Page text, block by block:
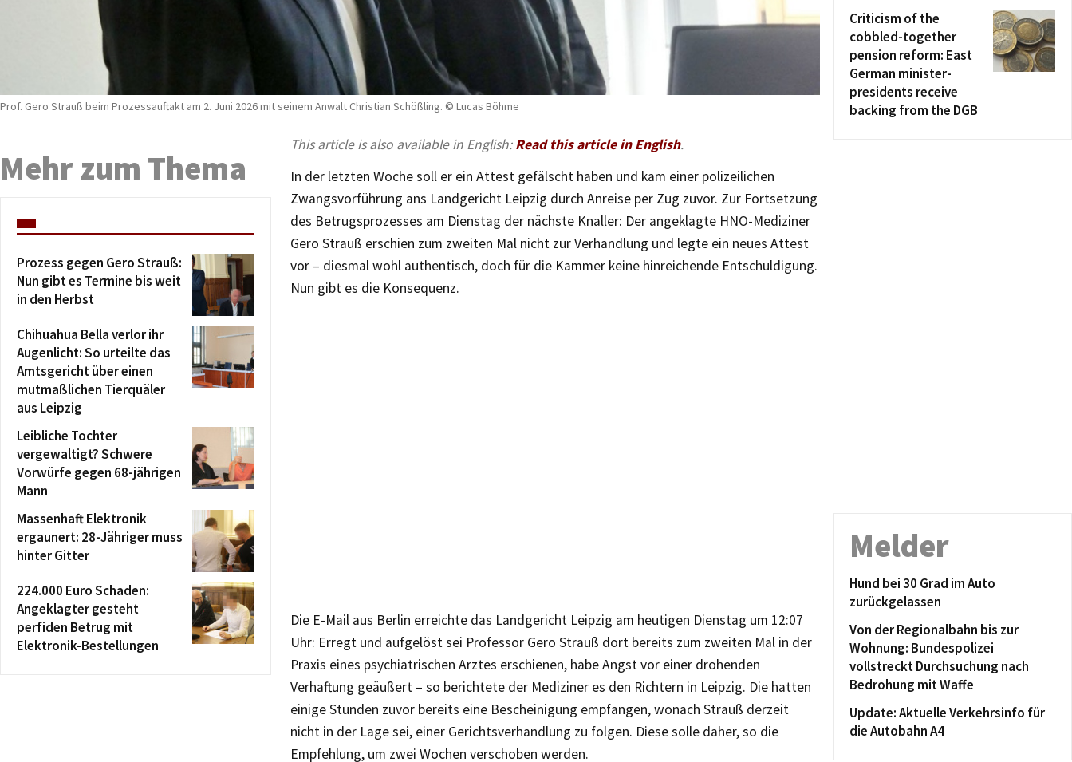
Prof. Gero Strauß beim Prozessauftakt am 2. Juni 2026 mit seinem Anwalt Christian Schößling. © Lucas Böhme
This article is also available in English:Read this article in English.
In der letzten Woche soll er ein Attest gefälscht haben und kam einer polizeilichen
Zwangsvorführung ans Landgericht Leipzig durch Anreise per Zug zuvor. Zur Fortsetzung
des Betrugsprozesses am Dienstag der nächste Knaller: Der angeklagte HNO-Mediziner
Gero Strauß erschien zum zweiten Mal nicht zur Verhandlung und legte ein neues Attest
vor – diesmal wohl authentisch, doch für die Kammer keine hinreichende Entschuldigung.
Nun gibt es die Konsequenz.
Die E-Mail aus Berlin erreichte das Landgericht Leipzig am heutigen Dienstag um 12:07
Uhr: Erregt und aufgelöst sei Professor Gero Strauß dort bereits zum zweiten Mal in der
Praxis eines psychiatrischen Arztes erschienen, habe Angst vor einer drohenden
Verhaftung geäußert – so berichtete der Mediziner es den Richtern in Leipzig. Die hatten
einige Stunden zuvor bereits eine Bescheinigung empfangen, wonach Strauß derzeit
nicht in der Lage sei, einer Gerichtsverhandlung zu folgen. Diese solle daher, so die
Empfehlung, um zwei Wochen verschoben werden.
Mehr zum Thema
Prozess gegen Gero Strauß:
Nun gibt es Termine bis weit
in den Herbst
Chihuahua Bella verlor ihr
Augenlicht: So urteilte das
Amtsgericht über einen
mutmaßlichen Tierquäler
aus Leipzig
Leibliche Tochter
vergewaltigt? Schwere
Vorwürfe gegen 68-jährigen
Mann
Massenhaft Elektronik
ergaunert: 28-Jähriger muss
hinter Gitter
224.000 Euro Schaden:
Angeklagter gesteht
perfiden Betrug mit
Elektronik-Bestellungen
Criticism of the
cobbled-together
pension reform: East
German minister-
presidents receive
backing from the DGB
Melder
Hund bei 30 Grad im Auto
zurückgelassen
Von der Regionalbahn bis zur
Wohnung: Bundespolizei
vollstreckt Durchsuchung nach
Bedrohung mit Waffe
Update: Aktuelle Verkehrsinfo für
die Autobahn A4